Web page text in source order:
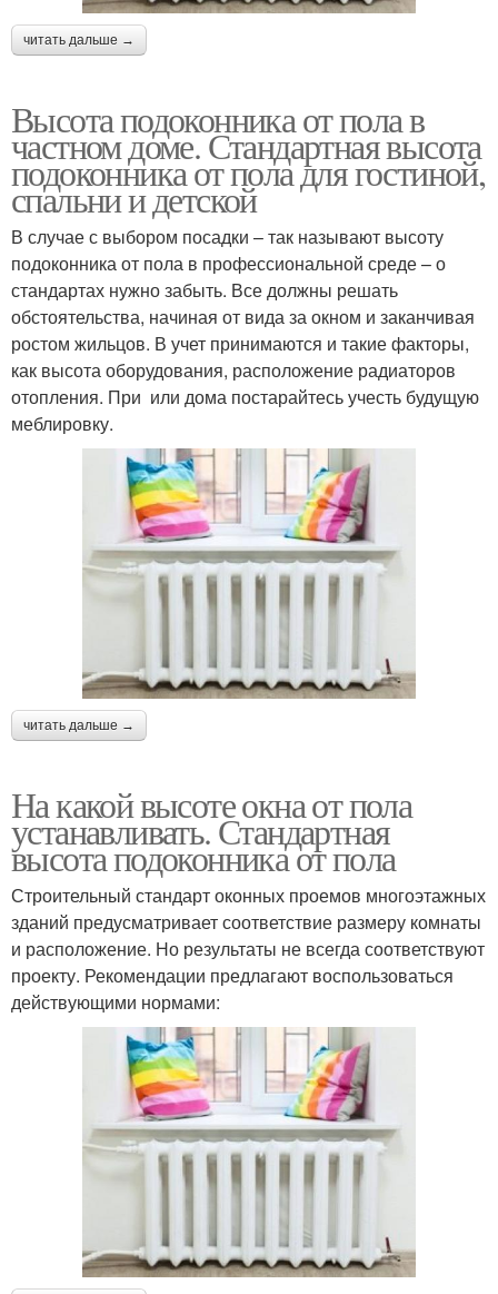
читать дальше →
Высота подоконника от пола в
частном доме. Стандартная высота
подоконника от пола для гостиной,
спальни и детской
В случае с выбором посадки – так называют высоту
подоконника от пола в профессиональной среде – о
стандартах нужно забыть. Все должны решать
обстоятельства, начиная от вида за окном и заканчивая
ростом жильцов. В учет принимаются и такие факторы,
как высота оборудования, расположение радиаторов
отопления. При или дома постарайтесь учесть будущую
меблировку.
читать дальше →
На какой высоте окна от пола
устанавливать. Стандартная
высота подоконника от пола
Строительный стандарт оконных проемов многоэтажных
зданий предусматривает соответствие размеру комнаты
и расположение. Но результаты не всегда соответствуют
проекту. Рекомендации предлагают воспользоваться
действующими нормами: